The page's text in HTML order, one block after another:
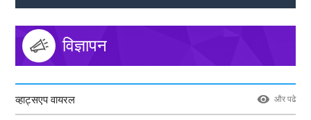
विज्ञापन
व्हाट्सएप वायरल और पढे